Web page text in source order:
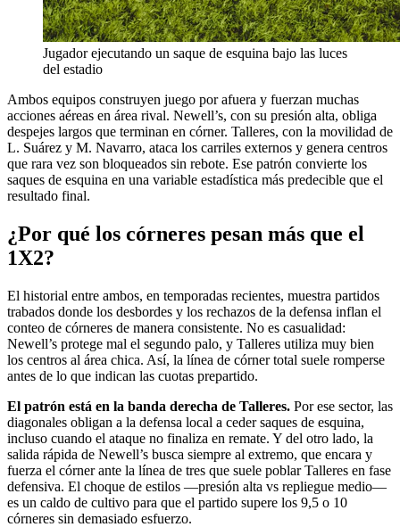
Jugador ejecutando un saque de esquina bajo las luces
del estadio
Ambos equipos construyen juego por afuera y fuerzan muchas
acciones aéreas en área rival. Newell’s, con su presión alta, obliga
despejes largos que terminan en córner. Talleres, con la movilidad de
L. Suárez y M. Navarro, ataca los carriles externos y genera centros
que rara vez son bloqueados sin rebote. Ese patrón convierte los
saques de esquina en una variable estadística más predecible que el
resultado final.
¿Por qué los córneres pesan más que el
1X2?
El historial entre ambos, en temporadas recientes, muestra partidos
trabados donde los desbordes y los rechazos de la defensa inflan el
conteo de córneres de manera consistente. No es casualidad:
Newell’s protege mal el segundo palo, y Talleres utiliza muy bien
los centros al área chica. Así, la línea de córner total suele romperse
antes de lo que indican las cuotas prepartido.
El patrón está en la banda derecha de Talleres. Por ese sector, las
diagonales obligan a la defensa local a ceder saques de esquina,
incluso cuando el ataque no finaliza en remate. Y del otro lado, la
salida rápida de Newell’s busca siempre al extremo, que encara y
fuerza el córner ante la línea de tres que suele poblar Talleres en fase
defensiva. El choque de estilos —presión alta vs repliegue medio—
es un caldo de cultivo para que el partido supere los 9,5 o 10
córneres sin demasiado esfuerzo.